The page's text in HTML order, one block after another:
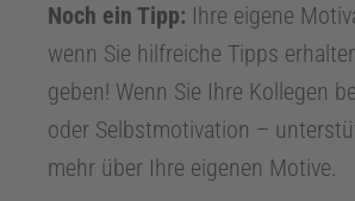
J
a
h
Noch ein Tipp: Ihre eigene
wenn Sie hilfreiche Tipps
geben! Wenn Sie Ihre Kollegen
oder Selbstmotivation –
mehr über Ihre eigenen Motive.